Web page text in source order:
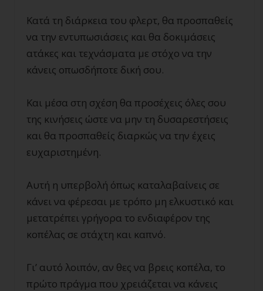
Κατά τη διάρκεια του φλερτ, θα προσπαθείς
να την εντυπωσιάσεις και θα δοκιμάσεις
ατάκες και τεχνάσματα με στόχο να την
κάνεις οπωσδήποτε δική σου.
Και μέσα στη σχέση θα προσέχεις όλες σου
της κινήσεις ώστε να μην τη δυσαρεστήσεις
και θα προσπαθείς διαρκώς να την έχεις
ευχαριστημένη.
Αυτή η υπερβολή όπως καταλαβαίνεις σε
κάνει να φέρεσαι με τρόπο μη ελκυστικό και
μετατρέπει γρήγορα το ενδιαφέρον της
κοπέλας σε στάχτη και καπνό.
Γι’ αυτό λοιπόν, αν θες να βρεις κοπέλα, το
πρώτο πράγμα που χρειάζεται να κάνεις